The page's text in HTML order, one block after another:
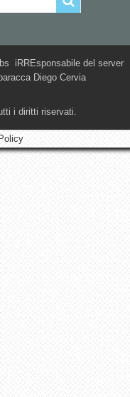
iRREsponsabile del server
Diego Cervia
i diritti riservati.